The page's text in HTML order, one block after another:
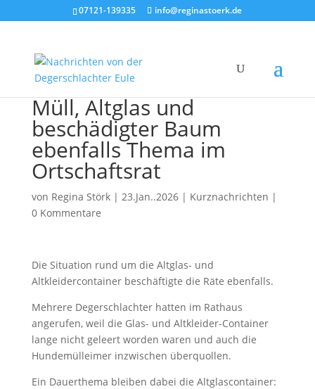
07121-139335 info@reginastoerk.de
Müll, Altglas und
beschädigter Baum
ebenfalls Thema im
Ortschaftsrat
von Regina Störk| 23.Jan..2026| Kurznachrichten |
0 Kommentare
Die Situation rund um die Altglas- und
Altkleidercontainer beschäftigte die Räte ebenfalls.
Mehrere Degerschlachter hatten im Rathaus
angerufen, weil die Glas- und Altkleider-Container
lange nicht geleert worden waren und auch die
Hundemülleimer inzwischen überquollen.
Ein Dauerthema bleiben dabei die Altglascontainer: